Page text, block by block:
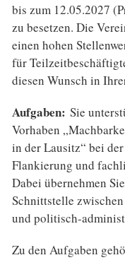
bis zum 12.05.2027
zu besetzen. Die
einen hohen
für
diesen Wunsch in
Aufgaben: Sie
Vorhaben
in der Lausitz“ bei
Flankierung und
Dabei übernehmen
Schnittstelle
und politisch-
Zu den Aufgaben